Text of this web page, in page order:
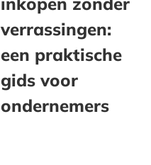
verrassingen:
een praktische
gids voor
ondernemers